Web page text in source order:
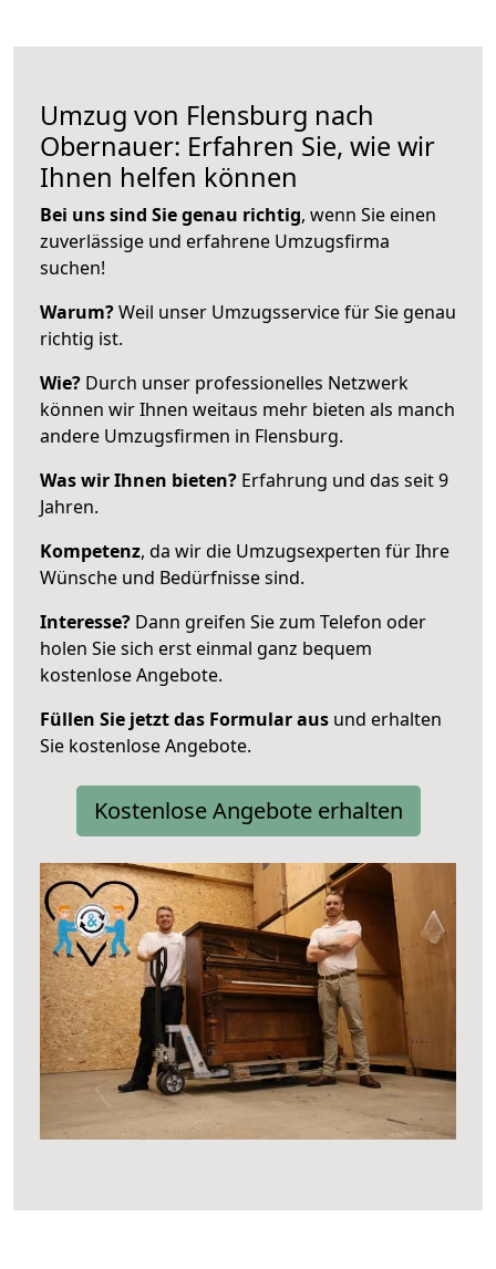
Umzug von Flensburg nach
Obernauer: Erfahren Sie, wie wir
Ihnen helfen können
Bei uns sind Sie genau richtig, wenn Sie einen
zuverlässige und erfahrene Umzugsfirma
suchen!
Warum?Weil unser Umzugsservice für Sie genau
richtig ist.
Wie? Durch unser professionelles Netzwerk
können wir Ihnen weitaus mehr bieten als manch
andere Umzugsfirmen in Flensburg.
Was wir Ihnen bieten? Erfahrung und das seit 9
Jahren.
Kompetenz, da wir die Umzugsexperten für Ihre
Wünsche und Bedürfnisse sind.
Interesse? Dann greifen Sie zum Telefon oder
holen Sie sich erst einmal ganz bequem
kostenlose Angebote.
Füllen Sie jetzt das Formular aus und erhalten
Sie kostenlose Angebote.
Kostenlose Angebote erhalten